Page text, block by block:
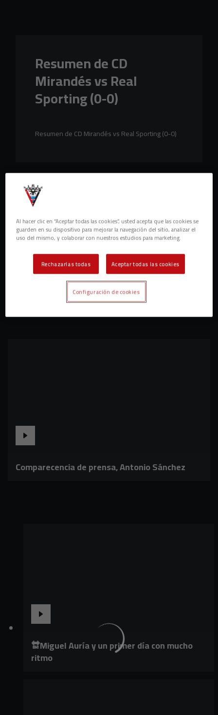
Resumen de CD
Mirandés vs Real
Sporting (0-0)
Resumen de CD Mirandés vs Real Sporting (0-0)
Comparecencia de prensa, Antonio Sánchez
🔛Miguel Auría y un primer día con mucho
ritmo
Al hacer clic en “Aceptar todas las cookies”, usted acepta que las cookies se
guarden en su dispositivo para mejorar la navegación del sitio, analizar el
uso del mismo, y colaborar con nuestros estudios para marketing.
Rechazarlas todas Aceptar todas las cookies
Configuración de cookies